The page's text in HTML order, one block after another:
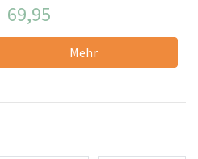
69,95
Mehr